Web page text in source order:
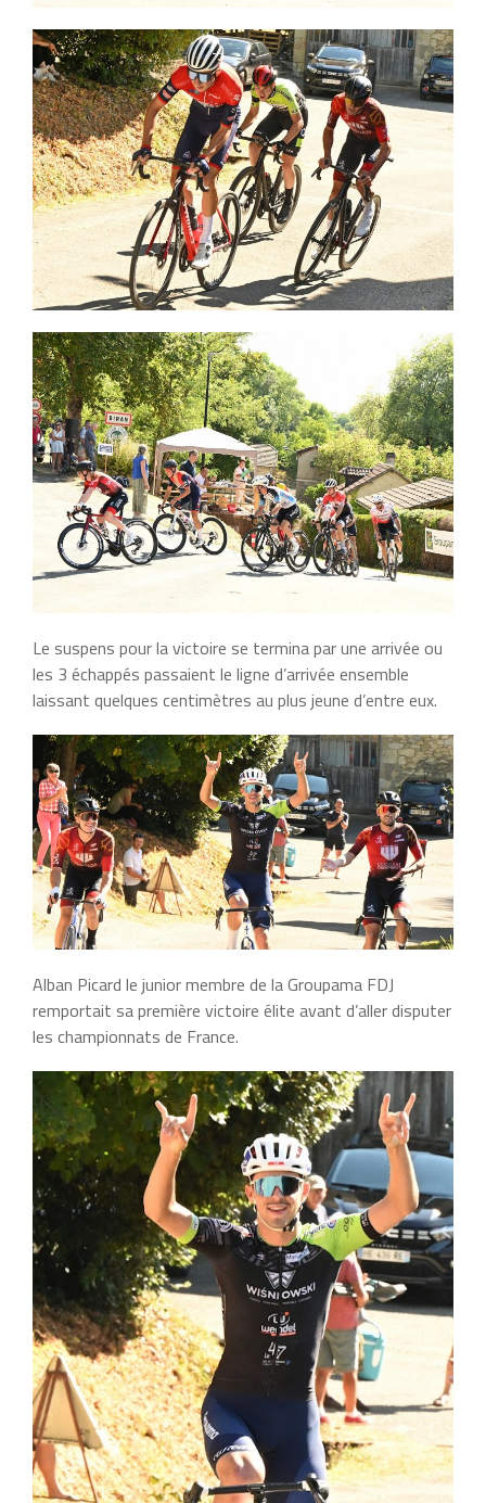
Le suspens pour la victoire se termina par une arrivée ou
les 3 échappés passaient le ligne d’arrivée ensemble
laissant quelques centimètres au plus jeune d’entre eux.
Alban Picard le junior membre de la Groupama FDJ
remportait sa première victoire élite avant d’aller disputer
les championnats de France.